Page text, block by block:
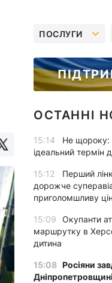
ПОСЛУГИ
ОСТАННІ
15:14
Не щороку:
ідеальний термін
15:12
Перший
дорожче
приголомшливу
15:09
Окупанти
маршрутку в
дитина
15:08 Росіяни